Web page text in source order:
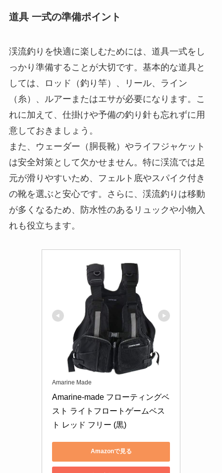
道具 一式の準備ポイント
渓流釣りを快適に楽しむためには、道具一式をし
っかり準備することが大切です。基本的な道具と
しては、ロッド（釣り竿）、リール、ライン
（糸）、ルアーまたはエサが必要になります。こ
れに加えて、仕掛けや予備の釣り針も忘れずに用
意しておきましょう。
また、ウェーダー（胴長靴）やライフジャケット
は安全対策として欠かせません。特に渓流では足
元が滑りやすいため、フェルト底やスパイク付き
の靴を選ぶと安心です。さらに、渓流釣りは移動
が多くなるため、防水性のあるリュックや小物入
れも役立ちます。
Amarine Made
Amarine-made フローティングベ
スト ライトフロートゲームベス
ト レッド フリー (黒)
Amazonで見る